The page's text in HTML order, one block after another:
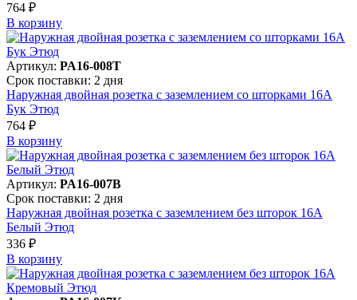
764 ₽
В корзинy
Артикул: PA16-008T
Срок поставки: 2 дня
Наружная двойная розетка с заземлением со шторками 16А
Бук Этюд
764 ₽
В корзинy
Артикул: PA16-007B
Срок поставки: 2 дня
Наружная двойная розетка с заземлением без шторок 16А
Белый Этюд
336 ₽
В корзинy